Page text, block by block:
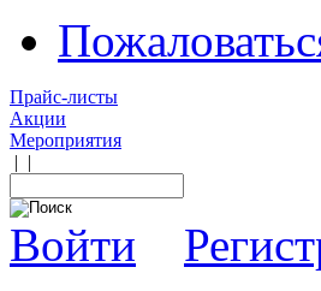
Прайс-листы
Акции
Мероприятия
| |
Войти